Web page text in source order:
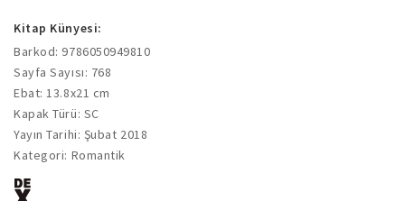
Kitap Künyesi:
Barkod: 9786050949810
Sayfa Sayısı: 768
Ebat: 13.8x21 cm
Kapak Türü: SC
Yayın Tarihi: Şubat 2018
Kategori: Romantik